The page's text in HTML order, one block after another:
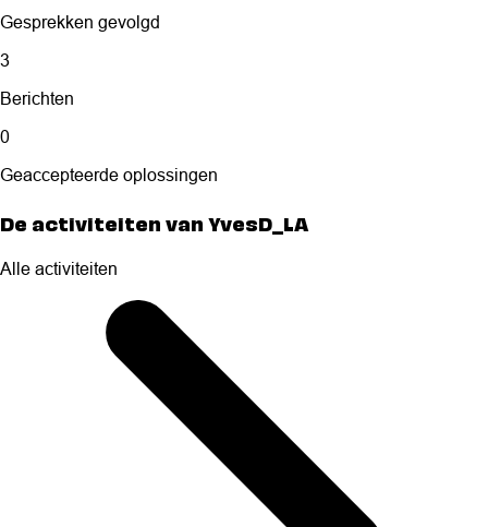
Gesprekken gevolgd
3
Berichten
0
Geaccepteerde oplossingen
De activiteiten van YvesD_LA
Alle activiteiten